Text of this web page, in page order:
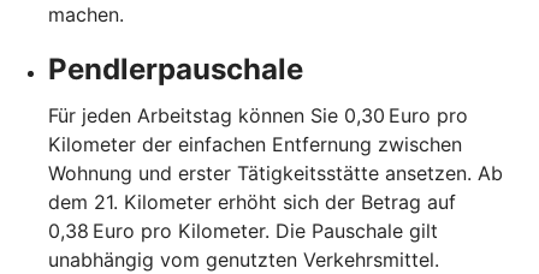
machen.
Pendlerpauschale
Für jeden Arbeitstag können Sie 0,30 Euro pro
Kilometer der einfachen Entfernung zwischen
Wohnung und erster Tätigkeitsstätte ansetzen. Ab
dem 21. Kilometer erhöht sich der Betrag auf
0,38 Euro pro Kilometer. Die Pauschale gilt
unabhängig vom genutzten Verkehrsmittel.